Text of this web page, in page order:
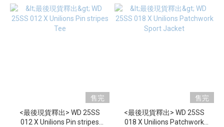
售完
<最後現貨釋出> WD 25SS
012 X Unilions Pin stripes
售完
<最後現貨釋出> WD 25SS
018 X Unilions Patchwork